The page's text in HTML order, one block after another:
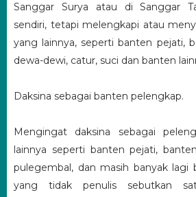
Sanggar Surya atau di Sanggar
sendiri, tetapi melengkapi atau
yang lainnya, seperti banten pejati,
dewa-dewi, catur, suci dan banten
Daksina sebagai banten pelengkap.
Mengingat daksina sebagai
lainnya seperti banten pejati,
pulegembal, dan masih banyak lagi
yang tidak penulis sebutkan